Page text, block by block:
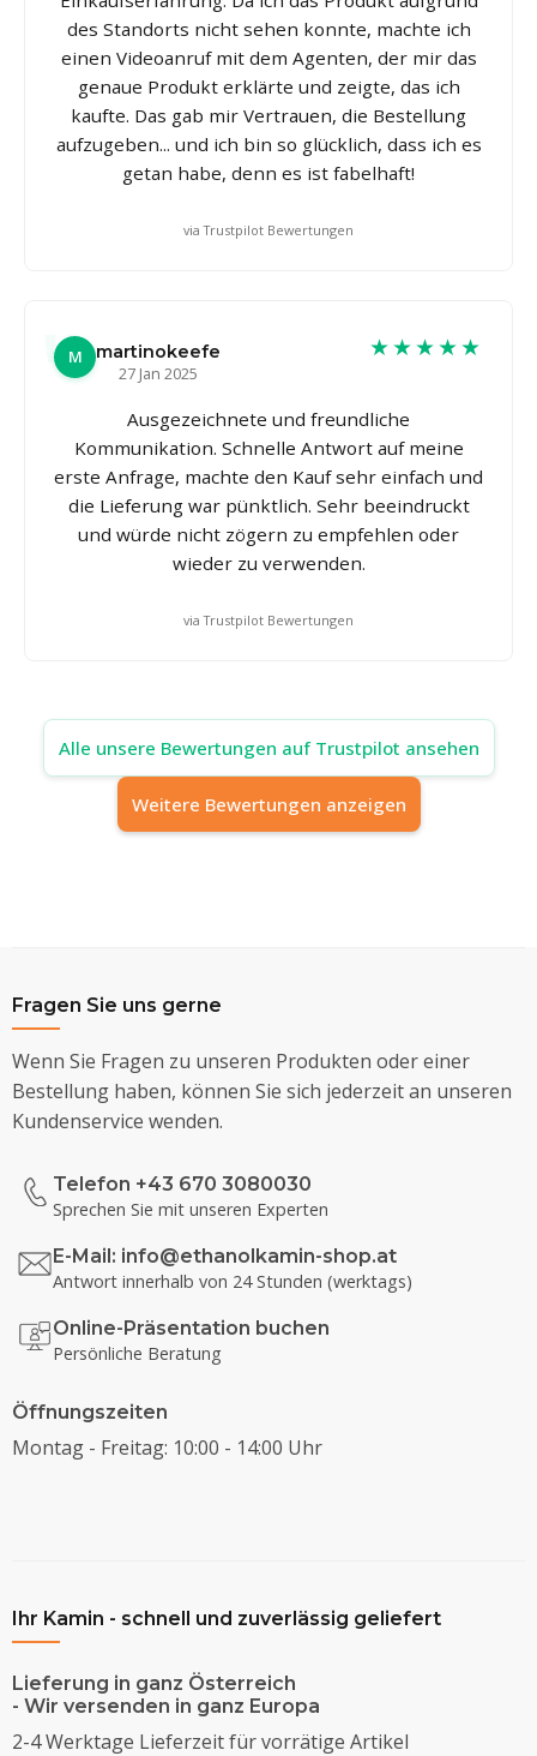
des Standorts nicht sehen konnte, machte ich
einen Videoanruf mit dem Agenten, der mir das
genaue Produkt erklärte und zeigte, das ich
kaufte. Das gab mir Vertrauen, die Bestellung
aufzugeben... und ich bin so glücklich, dass ich es
getan habe, denn es ist fabelhaft!
via Trustpilot Bewertungen
M
martinokeefe
27 Jan 2025
★★★★★
Ausgezeichnete und freundliche
Kommunikation. Schnelle Antwort auf meine
erste Anfrage, machte den Kauf sehr einfach und
die Lieferung war pünktlich. Sehr beeindruckt
und würde nicht zögern zu empfehlen oder
wieder zu verwenden.
via Trustpilot Bewertungen
Alle unsere Bewertungen auf Trustpilot ansehen
Weitere Bewertungen anzeigen
Fragen Sie uns gerne
Wenn Sie Fragen zu unseren Produkten oder einer
Bestellung haben, können Sie sich jederzeit an unseren
Kundenservice wenden.
Telefon +43 670 3080030
Sprechen Sie mit unseren Experten
E-Mail: info@ethanolkamin-shop.at
Antwort innerhalb von 24 Stunden (werktags)
Online-Präsentation buchen
Persönliche Beratung
Öffnungszeiten
Montag - Freitag: 10:00 - 14:00 Uhr
Ihr Kamin - schnell und zuverlässig geliefert
Lieferung in ganz Österreich
- Wir versenden in ganz Europa
2-4 Werktage Lieferzeit für vorrätige Artikel